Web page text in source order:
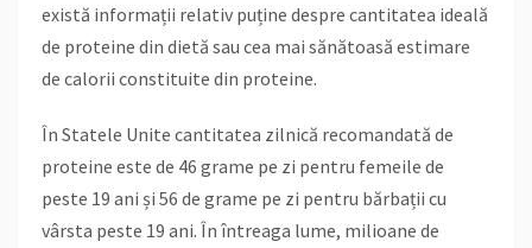
există informații relativ puține despre cantitatea ideală
de proteine din dietă sau cea mai sănătoasă estimare
de calorii constituite din proteine.
În Statele Unite cantitatea zilnică recomandată de
proteine este de 46 grame pe zi pentru femeile de
peste 19 ani și 56 de grame pe zi pentru bărbații cu
vârsta peste 19 ani. În întreaga lume, milioane de